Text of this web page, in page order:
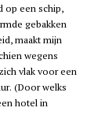
op een schip,
gebakken
maakt mijn
wegens
vlak voor een
(Door welks
hotel in